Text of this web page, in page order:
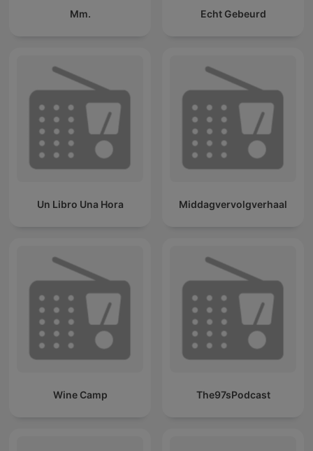
Mm. Echt Gebeurd
Un Libro Una Hora Middagvervolgverhaal
Wine Camp The97sPodcast